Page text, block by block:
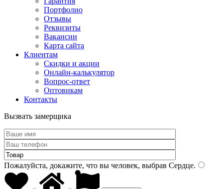
Портфолио
Отзывы
Реквизиты
Вакансии
Карта сайта
Клиентам
Скидки и акции
Онлайн-калькулятор
Вопрос-ответ
Оптовикам
Контакты
Вызвать замерщика
Пожалуйста, докажите, что вы человек, выбрав Сердце.